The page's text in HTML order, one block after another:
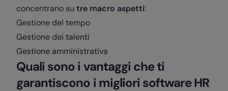
concentrano su tre macro aspetti:
Gestione del tempo
Gestione dei talenti
Gestione amministrativa
Quali sono i vantaggi che ti
garantiscono i migliori software HR